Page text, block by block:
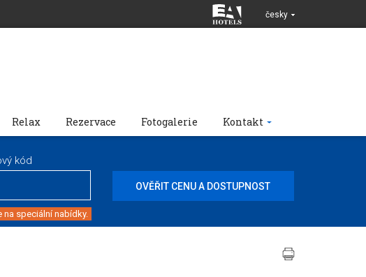
česky
Relax Rezervace Fotogalerie Kontakt
kód
na speciální nabídky.